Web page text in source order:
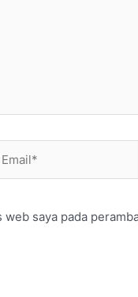
web saya pada